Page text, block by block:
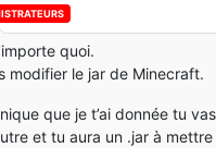
quoi.
modifier le jar de Minecraft.
que je t’ai donnée tu
et tu aura un .jar à